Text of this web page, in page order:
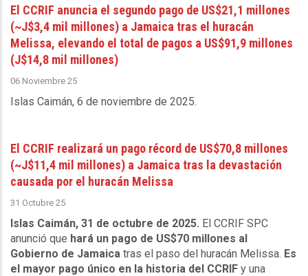
El CCRIF anuncia el segundo pago de US$21,1 millones
(~J$3,4 mil millones) a Jamaica tras el huracán
Melissa, elevando el total de pagos a US$91,9 millones
(J$14,8 mil millones)
06 Noviembre 25
Islas Caimán, 6 de noviembre de 2025.
El CCRIF realizará un pago récord de US$70,8 millones
(~J$11,4 mil millones) a Jamaica tras la devastación
causada por el huracán Melissa
31 Octubre 25
Islas Caimán, 31 de octubre de 2025. El CCRIF SPC
anunció que hará un pago de US$70 millones al
Gobierno de Jamaica tras el paso del huracán Melissa. Es
el mayor pago único en la historia del CCRIF y una